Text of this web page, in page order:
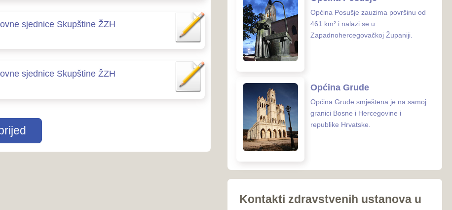
Dom zdravlja Široki Brijeg
039/704-926
Dom zdravlja Ljubuški
Dom zdravlja Posušje
039-681-124; 039-681-689
Uprava civilne zaštite ZHŽ
Zavod za javno zdravstvo ZHŽ